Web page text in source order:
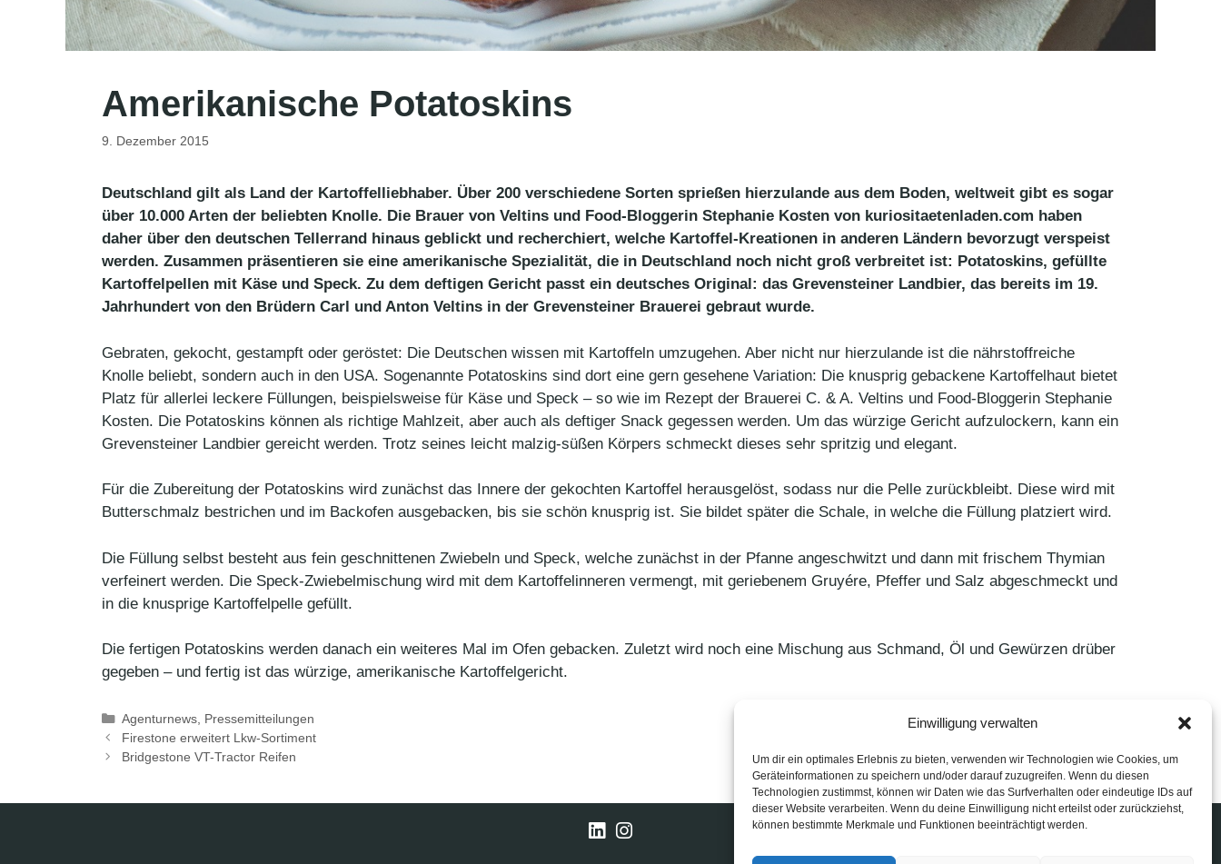
Einwilligung verwalten
Um dir ein optimales Erlebnis zu bieten, verwenden wir Technologien wie Cookies, um
Geräteinformationen zu speichern und/oder darauf zuzugreifen. Wenn du diesen
Technologien zustimmst, können wir Daten wie das Surfverhalten oder eindeutige IDs auf
dieser Website verarbeiten. Wenn du deine Einwilligung nicht erteilst oder zurückziehst,
können bestimmte Merkmale und Funktionen beeinträchtigt werden.
Amerikanische Potatoskins
9. Dezember 2015
Deutschland gilt als Land der Kartoffelliebhaber. Über 200 verschiedene Sorten sprießen hierzulande aus dem Boden, weltweit gibt es sogar
über 10.000 Arten der beliebten Knolle. Die Brauer von Veltins und Food-Bloggerin Stephanie Kosten von kuriositaetenladen.com haben
daher über den deutschen Tellerrand hinaus geblickt und recherchiert, welche Kartoffel-Kreationen in anderen Ländern bevorzugt verspeist
werden. Zusammen präsentieren sie eine amerikanische Spezialität, die in Deutschland noch nicht groß verbreitet ist: Potatoskins, gefüllte
Kartoffelpellen mit Käse und Speck. Zu dem deftigen Gericht passt ein deutsches Original: das Grevensteiner Landbier, das bereits im 19.
Jahrhundert von den Brüdern Carl und Anton Veltins in der Grevensteiner Brauerei gebraut wurde.
Gebraten, gekocht, gestampft oder geröstet: Die Deutschen wissen mit Kartoffeln umzugehen. Aber nicht nur hierzulande ist die nährstoffreiche
Knolle beliebt, sondern auch in den USA. Sogenannte Potatoskins sind dort eine gern gesehene Variation: Die knusprig gebackene Kartoffelhaut bietet
Platz für allerlei leckere Füllungen, beispielsweise für Käse und Speck – so wie im Rezept der Brauerei C. & A. Veltins und Food-Bloggerin Stephanie
Kosten. Die Potatoskins können als richtige Mahlzeit, aber auch als deftiger Snack gegessen werden. Um das würzige Gericht aufzulockern, kann ein
Grevensteiner Landbier gereicht werden. Trotz seines leicht malzig-süßen Körpers schmeckt dieses sehr spritzig und elegant.
Für die Zubereitung der Potatoskins wird zunächst das Innere der gekochten Kartoffel herausgelöst, sodass nur die Pelle zurückbleibt. Diese wird mit
Butterschmalz bestrichen und im Backofen ausgebacken, bis sie schön knusprig ist. Sie bildet später die Schale, in welche die Füllung platziert wird.
Die Füllung selbst besteht aus fein geschnittenen Zwiebeln und Speck, welche zunächst in der Pfanne angeschwitzt und dann mit frischem Thymian
verfeinert werden. Die Speck-Zwiebelmischung wird mit dem Kartoffelinneren vermengt, mit geriebenem Gruyére, Pfeffer und Salz abgeschmeckt und
in die knusprige Kartoffelpelle gefüllt.
Die fertigen Potatoskins werden danach ein weiteres Mal im Ofen gebacken. Zuletzt wird noch eine Mischung aus Schmand, Öl und Gewürzen drüber
gegeben – und fertig ist das würzige, amerikanische Kartoffelgericht.
Kategorien
Agenturnews, Pressemitteilungen
Firestone erweitert Lkw-Sortiment
Bridgestone VT-Tractor Reifen
LinkedInInstagram